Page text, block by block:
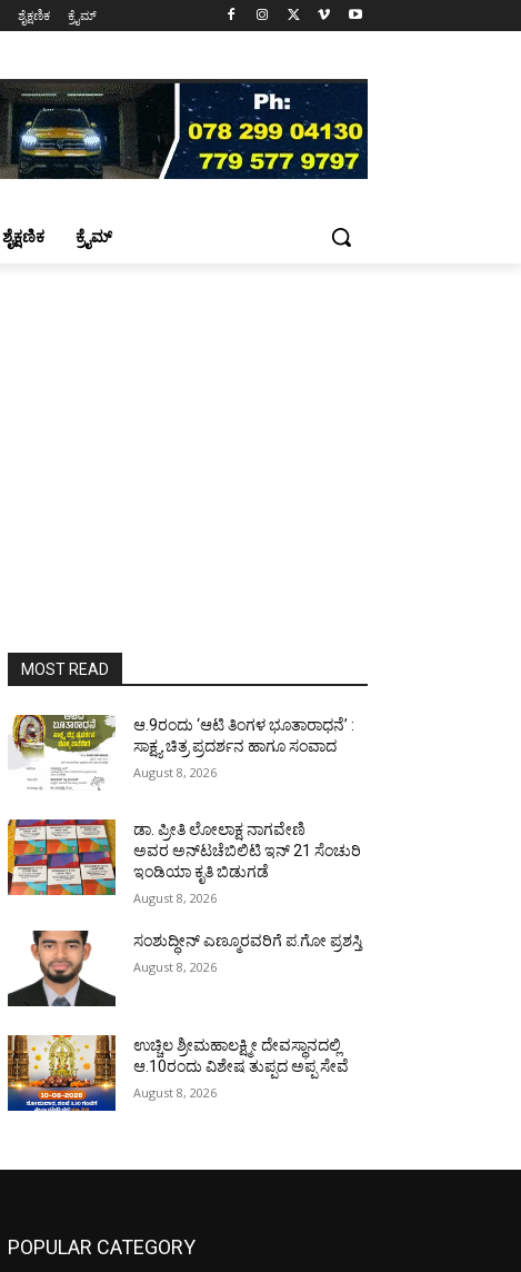
ಶೈಕ್ಷಣಿಕ ಕ್ರೈಮ್
ಶೈಕ್ಷಣಿಕ ಕ್ರೈಮ್
MOST READ
ಆ.9ರಂದು ‘ಆಟಿ ತಿಂಗಳ ಭೂತಾರಾಧನೆ’ :
ಸಾಕ್ಷ್ಯ ಚಿತ್ರ ಪ್ರದರ್ಶನ ಹಾಗೂ ಸಂವಾದ
August 8, 2026
ಡಾ. ಪ್ರೀತಿ ಲೋಲಾಕ್ಷ ನಾಗವೇಣಿ
ಅವರ ಅನ್‌ಟಚೆಬಿಲಿಟಿ ಇನ್ 21 ಸೆಂಚುರಿ
ಇಂಡಿಯಾ ಕೃತಿ ಬಿಡುಗಡೆ
August 8, 2026
ಸಂಶುದ್ಧೀನ್ ಎಣ್ಮೂರವರಿಗೆ ಪ.ಗೋ ಪ್ರಶಸ್ತಿ
August 8, 2026
ಉಚ್ಚಿಲ ಶ್ರೀಮಹಾಲಕ್ಷ್ಮೀ ದೇವಸ್ಥಾನದಲ್ಲಿ
ಆ.10ರಂದು ವಿಶೇಷ ತುಪ್ಪದ ಅಪ್ಪ ಸೇವೆ
August 8, 2026
POPULAR CATEGORY